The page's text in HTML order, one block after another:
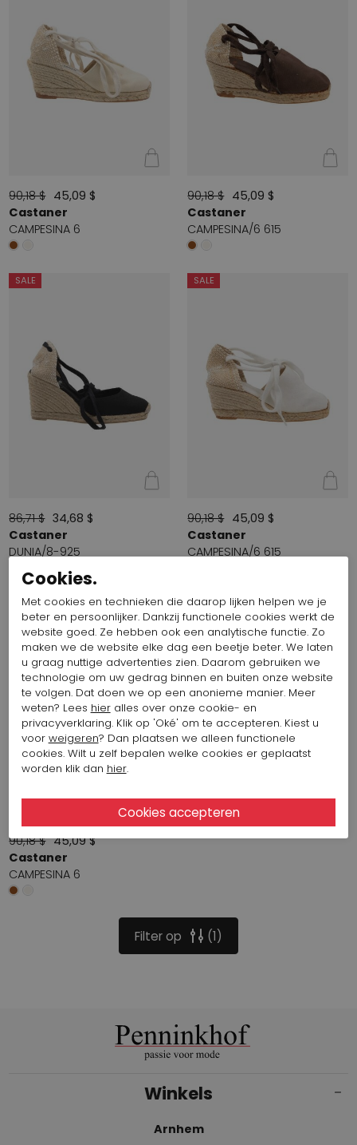
90,18 $ 45,09 $
Castaner
CAMPESINA 6
90,18 $ 45,09 $
Castaner
CAMPESINA/6 615
SALE
86,71 $ 34,68 $
Castaner
DUNIA/8-925
SALE
90,18 $ 45,09 $
Castaner
CAMPESINA/6 615
SALE
90,18 $ 45,09 $
Castaner
CAMPESINA 6
Filter op 1
Winkels
Arnhem
Cookies.
Met cookies en technieken die daarop lijken helpen we je
beter en persoonlijker. Dankzij functionele cookies werkt de
website goed. Ze hebben ook een analytische functie. Zo
maken we de website elke dag een beetje beter. We laten
u graag nuttige advertenties zien. Daarom gebruiken we
technologie om uw gedrag binnen en buiten onze website
te volgen. Dat doen we op een anonieme manier. Meer
weten? Lees hieralles over onze cookie- en
privacyverklaring. Klik op 'Oké' om te accepteren. Kiest u
voor weigeren? Dan plaatsen we alleen functionele
cookies. Wilt u zelf bepalen welke cookies er geplaatst
worden klik dan hier.